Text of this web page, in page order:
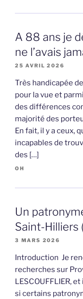
A 88 ans je
ne l’avais
25 AVRIL 2026
Très handicapée
pour la vue et
des différences
majorité des
En fait, il y a ceux,
incapables de
des […]
OH
Un
Saint-Hilliers
3 MARS 2026
Introduction Je
recherches sur
LESCOUFFLIER,
si certains